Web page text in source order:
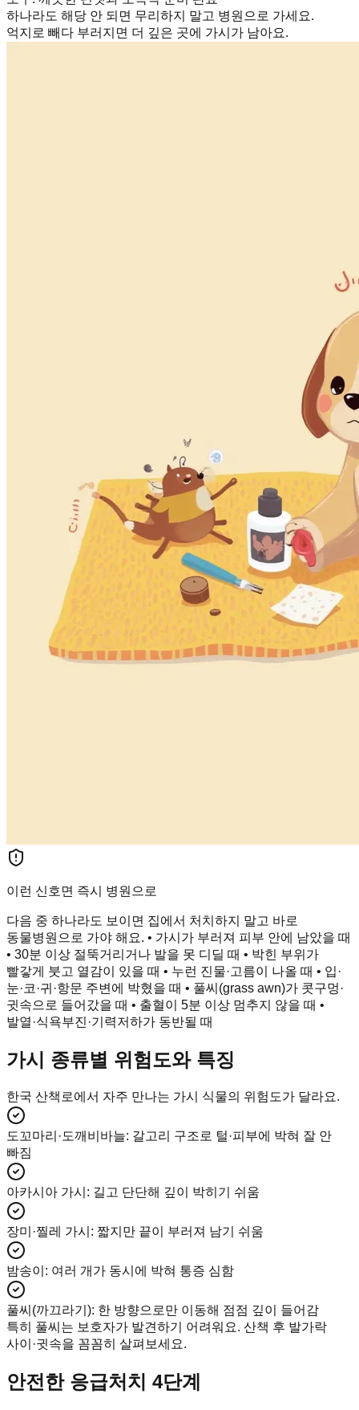
하나라도 해당 안 되면 무리하지 말고 병원으로 가세요.
억지로 빼다 부러지면 더 깊은 곳에 가시가 남아요.
이런 신호면 즉시 병원으로
다음 중 하나라도 보이면 집에서 처치하지 말고 바로
동물병원으로 가야 해요. • 가시가 부러져 피부 안에 남았을 때
• 30분 이상 절뚝거리거나 발을 못 디딜 때 • 박힌 부위가
빨갛게 붓고 열감이 있을 때 • 누런 진물·고름이 나올 때 • 입·
눈·코·귀·항문 주변에 박혔을 때 • 풀씨(grass awn)가 콧구멍·
귓속으로 들어갔을 때 • 출혈이 5분 이상 멈추지 않을 때 •
발열·식욕부진·기력저하가 동반될 때
가시 종류별 위험도와 특징
한국 산책로에서 자주 만나는 가시 식물의 위험도가 달라요.
도꼬마리·도깨비바늘: 갈고리 구조로 털·피부에 박혀 잘 안
빠짐
아카시아 가시 : 길고 단단해 깊이 박히기 쉬움
장미·찔레 가시 : 짧지만 끝이 부러져 남기 쉬움
밤송이 : 여러 개가 동시에 박혀 통증 심함
풀씨(까끄라기): 한 방향으로만 이동해 점점 깊이 들어감
특히 풀씨는 보호자가 발견하기 어려워요. 산책 후 발가락
사이·귓속을 꼼꼼히 살펴보세요.
안전한 응급처치 4단계